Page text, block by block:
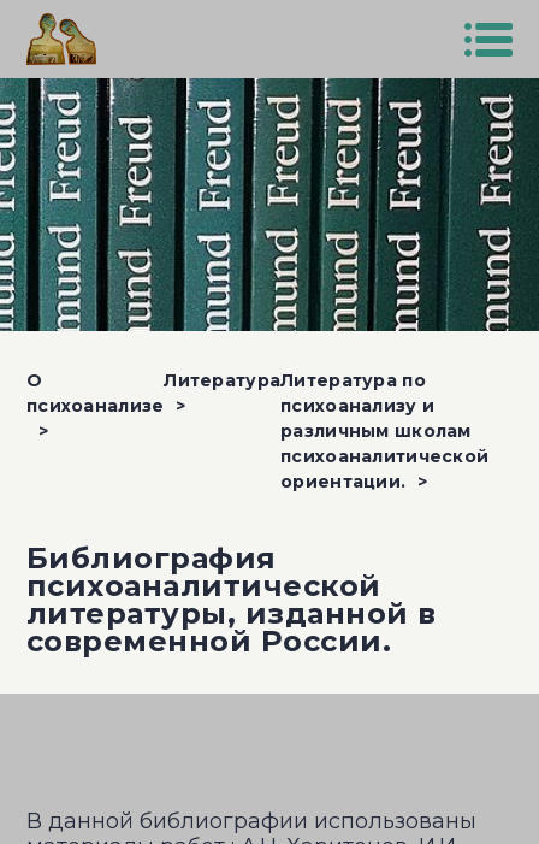
О
психоанализе
ЛитератураЛитература по
психоанализу и
различным школам
психоаналитической
ориентации.
Библиография
психоаналитической
литературы, изданной в
современной России.
В данной библиографии использованы